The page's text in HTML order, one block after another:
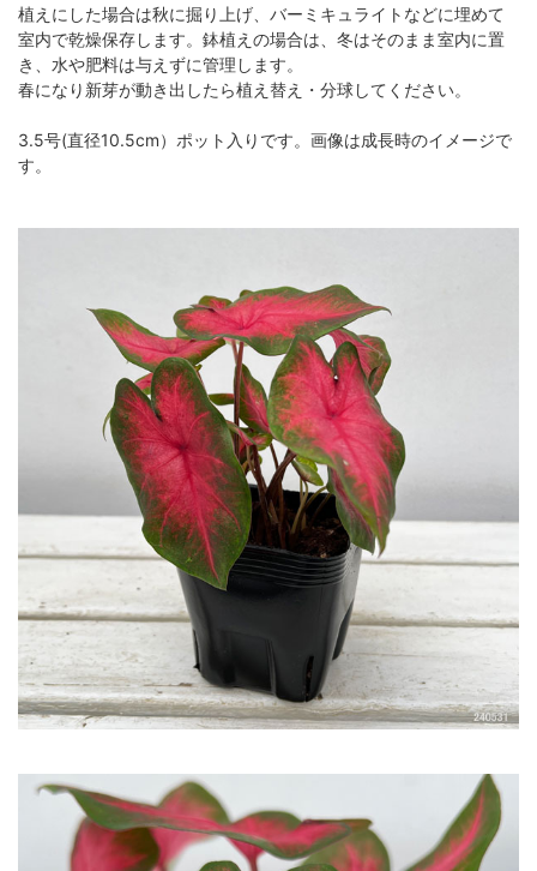
植えにした場合は秋に掘り上げ、バーミキュライトなどに埋めて
室内で乾燥保存します。鉢植えの場合は、冬はそのまま室内に置
き、水や肥料は与えずに管理します。
春になり新芽が動き出したら植え替え・分球してください。
3.5号(直径10.5cm）ポット入りです。画像は成長時のイメージで
す。